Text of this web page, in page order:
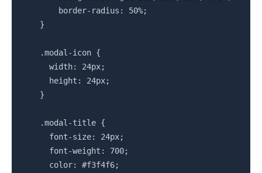
        border-radius: 50%;
    }
    .modal-icon {
      width: 24px;
      height: 24px;
    }
    .modal-title {
      font-size: 24px;
      font-weight: 700;
      color: #f3f4f6;